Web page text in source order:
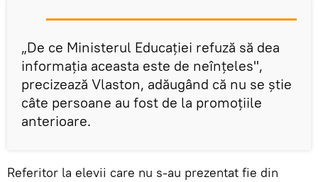
„De ce Ministerul Educaţiei refuză să dea
informaţia aceasta este de neînţeles",
precizează Vlaston, adăugând că nu se ştie
câte persoane au fost de la promoţiile
anterioare.
Referitor la elevii care nu s-au prezentat fie din